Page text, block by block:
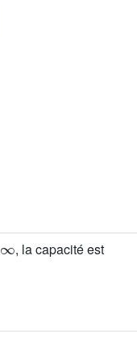
, la capacité est